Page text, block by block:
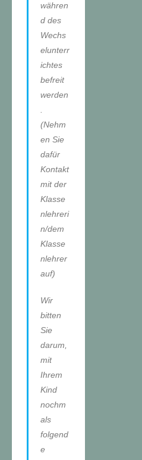
währen
d des
Wechs
elunterr
ichtes
befreit
werden
(Nehm
en Sie
dafür
Kontakt
mit der
Klasse
nlehreri
n/dem
Klasse
nlehrer
auf)
Wir
bitten
Sie
darum,
mit
Ihrem
Kind
nochm
als
folgend
e